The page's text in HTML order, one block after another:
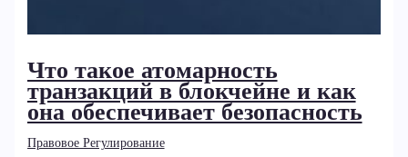
Что такое атомарность
транзакций в блокчейне и как
она обеспечивает безопасность
Правовое Регулирование